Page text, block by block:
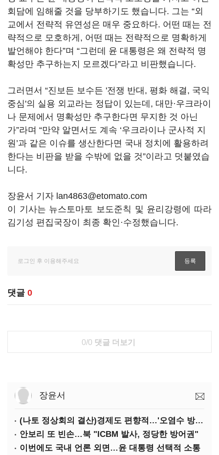
회담에 임해줄 것을 당부하기도 했습니다. 그는 “외
교에서 전략적 유연성은 매우 중요하다. 어떤 때는 전
략적으로 모호하게, 어떤 때는 전략적으로 명확하게
발언해야 한다”며 “그런데 윤 대통령은 왜 전략적 명
확성만 추구하는지 모르겠다”라고 비판했습니다.
그러면서 “진보든 보수든 '전쟁 반대, 평화 해결, 국익
중심'의 실용 외교라는 정답이 있는데, 대만·우크라이
나 문제에서 명확성만 추구한다면 무지한 것 아닌
가”라며 “만약 알면서도 계속 ‘우크라이나 군사적 지
원’과 같은 이슈를 생산한다면 국내 정치에 활용하려
한다는 비판을 받을 수밖에 없을 것”이라고 덧붙였습
니다.
장윤서 기자 lan4863@etomato.com
이 기사는 뉴스토마토 보도준칙 및 윤리강령에 따라
김기성 편집국장이 최종 확인·수정했습니다.
댓글 0
0/0 댓글 더보기
장윤서
(나토 정상회의 결산)경제도 편향적…'오염수 방류'만 용인
안보리 또 빈손…북 "ICBM 발사, 정당한 방어권"
이번에도 국내 언론 외면…윤 대통령 선택적 소통